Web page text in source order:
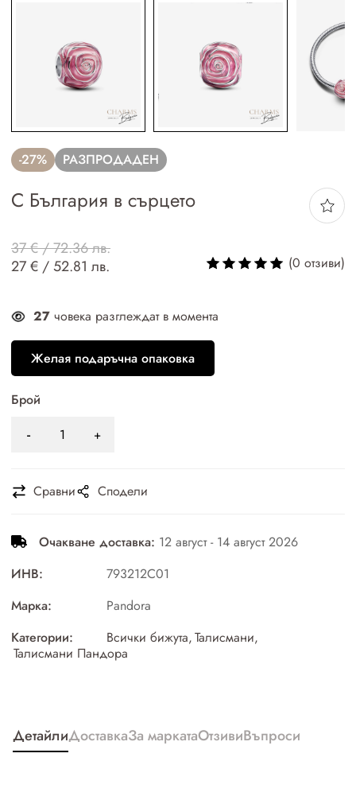
-27% РАЗПРОДАДЕН
С България в сърцето
37 € / 72.36 лв.
27 € / 52.81 лв.
(0 отзиви)
27 човека разглеждат в момента
Желая подаръчна опаковка
Брой
Сравни Сподели
Очакване доставка: 12 август - 14 август 2026
ИНВ:
793212C01
Марка:
Pandora
Категории:
Всички бижута,Талисмани,
Талисмани Пандора
ДетайлиДоставкаЗа маркатаОтзивиВъпроси